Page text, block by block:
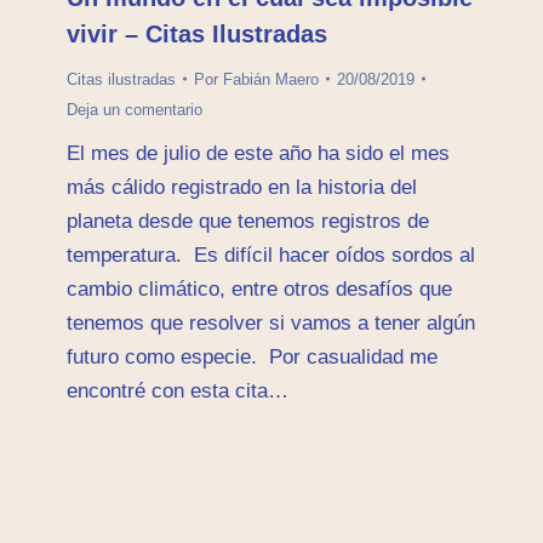
vivir – Citas Ilustradas
Citas ilustradas Por Fabián Maero
20/08/2019
Deja un comentario
El mes de julio de este año ha sido el mes
más cálido registrado en la historia del
planeta desde que tenemos registros de
temperatura. Es difícil hacer oídos sordos al
cambio climático, entre otros desafíos que
tenemos que resolver si vamos a tener algún
futuro como especie. Por casualidad me
encontré con esta cita…